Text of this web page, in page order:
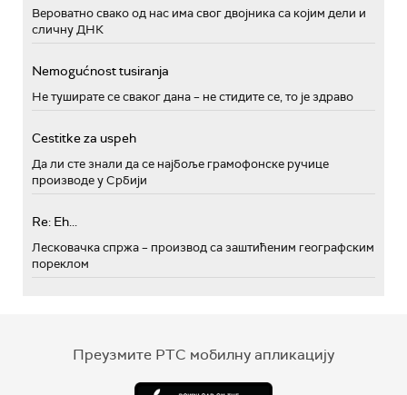
Вероватно свако од нас има свог двојника са којим дели и
сличну ДНК
Nemogućnost tusiranja
Не туширате се сваког дана – не стидите се, то је здраво
Cestitke za uspeh
Да ли сте знали да се најбоље грамофонске ручице
производе у Србији
Re: Eh...
Лесковачка спржа – производ са заштићеним географским
пореклом
Преузмите РТС мобилну апликацију